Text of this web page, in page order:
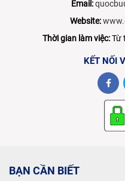
Email:
Website:
Thời gian làm việc:Từ
KẾT NỐI
BẠN CẦN BIẾT